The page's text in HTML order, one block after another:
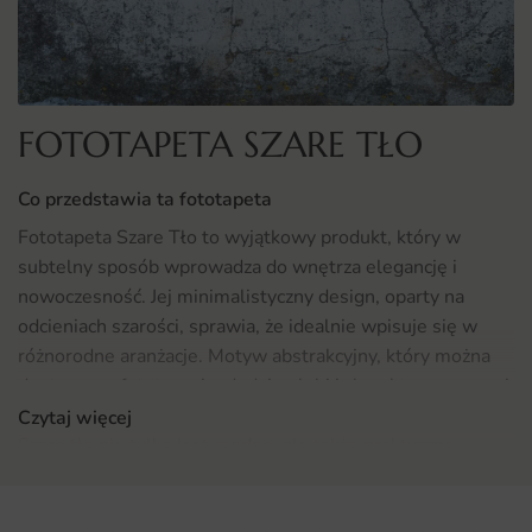
FOTOTAPETA SZARE TŁO
Co przedstawia ta fototapeta
Fototapeta Szare Tło to wyjątkowy produkt, który w
subtelny sposób wprowadza do wnętrza elegancję i
nowoczesność. Jej minimalistyczny design, oparty na
odcieniach szarości, sprawia, że idealnie wpisuje się w
różnorodne aranżacje. Motyw abstrakcyjny, który można
ją doskonałym tłem dla innych elementów wystroju.
Czytaj więcej